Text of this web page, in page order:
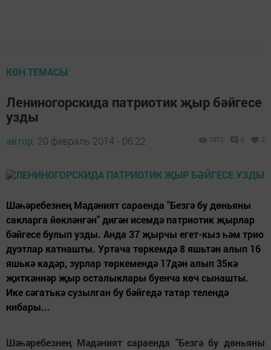
КӨН ТЕМАСЫ
Лениногорскида патриотик җыр бәйгесе
узды
автор, 20 февраль 2014 - 06:22 1072 0 0
Шәһәребезнең Мәдәният сараенда "Безгә бу дөньяны
сакларга йөкләнгән" дигән исемдә патриотик җырлар
бәйгесе булып узды. Анда 37 җырчы егет-кыз һәм трио
дуэтлар катнашты. Уртача төркемдә 8 яшьтән алып 16
яшькә кадәр, зурлар төркемендә 17дән алып 35кә
җиткәннәр җыр осталыклары буенча көч сынашты.
Ике сәгатькә сузылган бу бәйгедә татар телендә
нибары...
Шәһәребезнең Мәдәният сараенда "Безгә бу дөньяны